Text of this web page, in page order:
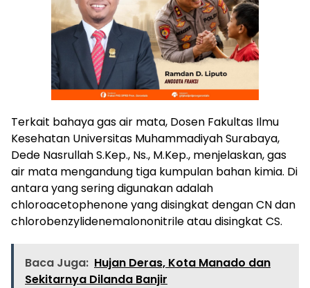
Terkait bahaya gas air mata, Dosen Fakultas Ilmu
Kesehatan Universitas Muhammadiyah Surabaya,
Dede Nasrullah S.Kep., Ns., M.Kep., menjelaskan, gas
air mata mengandung tiga kumpulan bahan kimia. Di
antara yang sering digunakan adalah
chloroacetophenone yang disingkat dengan CN dan
chlorobenzylidenemalononitrile atau disingkat CS.
Baca Juga: Hujan Deras, Kota Manado dan
Sekitarnya Dilanda Banjir